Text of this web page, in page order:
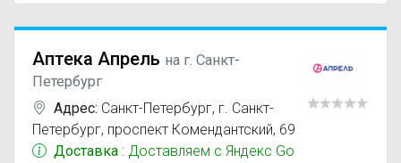
Аптека Апрель на г. Санкт-
Петербург
Адрес: Санкт-Петербург, г. Санкт-
Петербург, проспект Комендантский, 69
Доставка : Доставляем с Яндекс Go